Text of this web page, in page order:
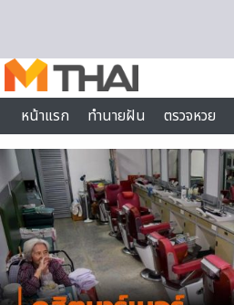
หน้าแรก
ทำนายฝัน ตรวจหวย
ไลฟ์สไตล์